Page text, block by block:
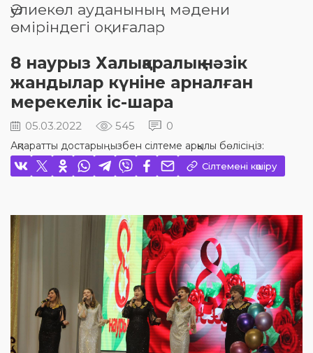
Әулиекөл ауданының мәдени
өміріндегі оқиғалар
8 наурыз Халықаралық нәзік
жандылар күніне арналған
мерекелік іс-шара
05.03.2022 545 0
Ақпаратты достарыңызбен сілтеме арқылы бөлісіңіз:
Сілтемені көшіру